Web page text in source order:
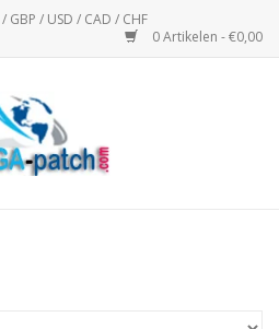
/ GBP / USD / CAD / CHF
0 Artikelen - €0,00